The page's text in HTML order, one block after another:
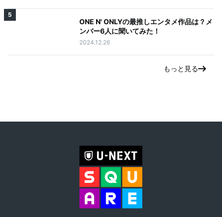
5
ONE N' ONLYの最推しエンタメ作品は？メ
ンバー6人に聞いてみた！
2024.12.26
もっと見る